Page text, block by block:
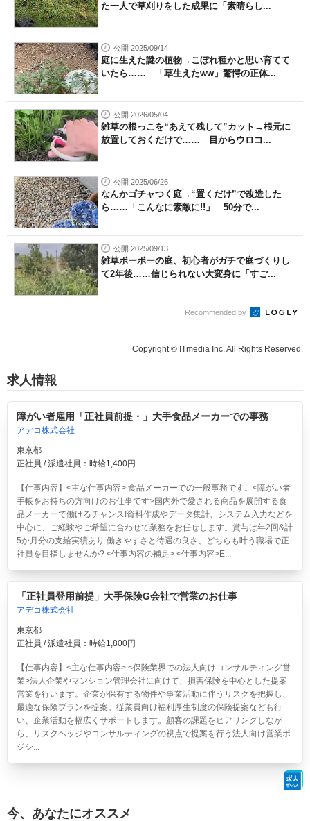
た一人で草刈りをした成果に「素晴らし...
公開 2025/09/14
庭に生えた謎の植物→こぼれ種かと思い育てて
いたら…… 「草生えたww」驚愕の正体...
公開 2026/05/04
雑草の根っこを“あえて残して”カット→根元に
放置しておくだけで…… 目からウロコ...
公開 2025/06/26
なんかゴチャつく庭→“置くだけ”で改造した
ら……「こんなに素敵に!!」 50分で...
公開 2025/09/13
雑草ボーボーの庭、初心者がガチで庭づくりし
て2年後……信じられない大変身に「すご...
Recommended by
Copyright © ITmedia Inc. All Rights Reserved.
求人情報
障がい者雇用「正社員前提・」大手食品メーカーでの事務
アデコ株式会社
東京都
正社員 / 派遣社員：時給1,400円
【仕事内容】<主な仕事内容> 食品メーカーでの一般事務です。<障がい者
手帳をお持ちの方向けのお仕事です>国内外で愛される商品を展開する食
品メーカーで働けるチャンス!資料作成やデータ集計、システム入力などを
中心に、ご経験やご希望に合わせて業務をお任せします。賞与は年2回&計
5か月分の支給実績あり 働きやすさと待遇の良さ、どちらも叶う職場で正
社員を目指しませんか? <仕事内容の補足> <仕事内容>E...
「正社員登用前提」大手保険G会社で営業のお仕事
アデコ株式会社
東京都
正社員 / 派遣社員：時給1,800円
【仕事内容】<主な仕事内容> <保険業界での法人向けコンサルティング営
業>法人企業やマンション管理会社に向けて、損害保険を中心とした提案
営業を行います。企業が保有する物件や事業活動に伴うリスクを把握し、
最適な保険プランを提案。従業員向け福利厚生制度の保険提案なども行
い、企業活動を幅広くサポートします。顧客の課題をヒアリングしなが
ら、リスクヘッジやコンサルティングの視点で提案を行う法人向け営業ポ
ジシ...
今、あなたにオススメ